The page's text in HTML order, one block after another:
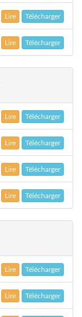
Lire Télécharger
Lire Télécharger
Lire Télécharger
Lire Télécharger
Lire Télécharger
Lire Télécharger
Lire Télécharger
Lire Télécharger